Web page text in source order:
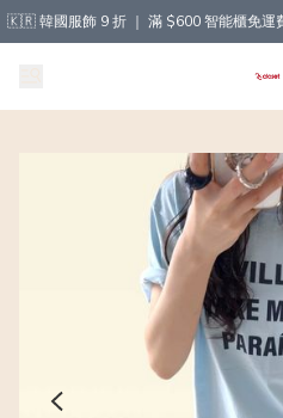
🇰🇷 韓國服飾 9 折 ｜ 滿 $600 智能櫃免運